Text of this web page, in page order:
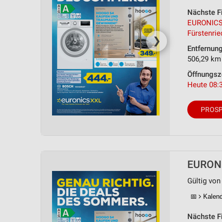
❯
Nächste
Entfernung
506,29 km
Heute
Gültig
📅
Nächste